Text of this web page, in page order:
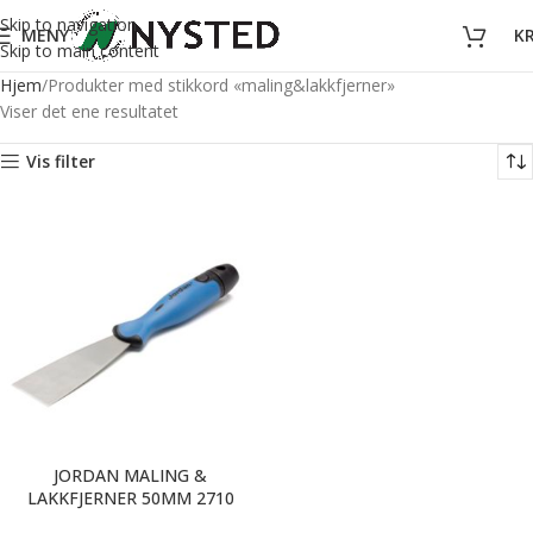
Skip to navigation
Skip to main content
MENY
Hjem Produkter med stikkord «maling&lakkfjerner»
Viser det ene resultatet
Vis filter
JORDAN MALING &
LAKKFJERNER 50MM 2710